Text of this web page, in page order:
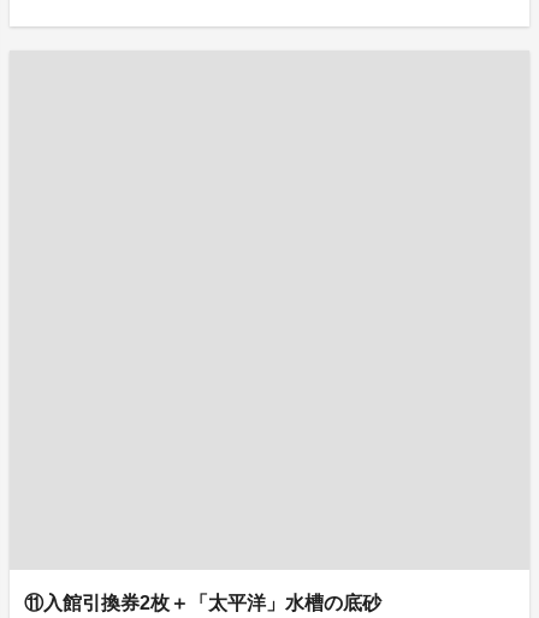
⑪入館引換券2枚＋「太平洋」水槽の底砂